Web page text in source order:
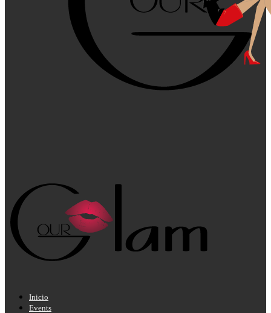
Inicio
Events